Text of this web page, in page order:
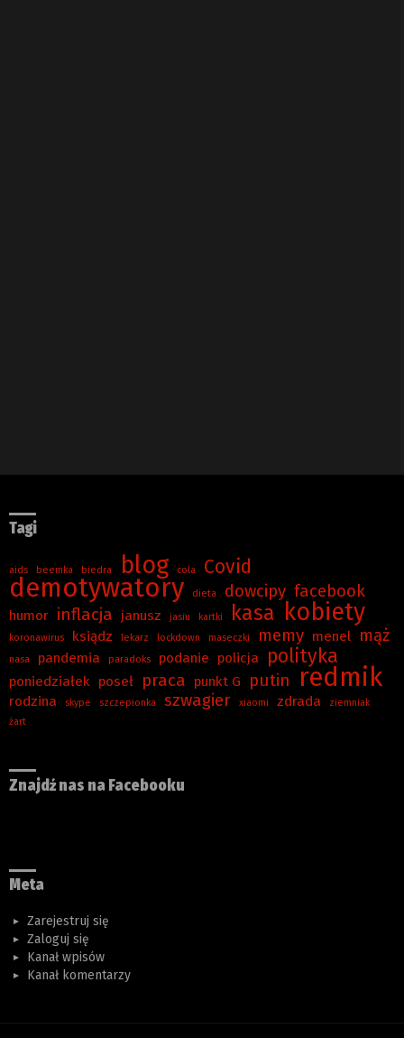
Tagi
aids beemka biedra blog cola Covid
demotywatory dieta dowcipy facebook
humor inflacja janusz jasiu kartki kasa kobiety
koronawirus ksiądz lekarz lockdown maseczki memy menel mąż
nasa pandemia paradoks podanie policja polityka
poniedziałek poseł praca punkt G putin redmik
rodzina skype szczepionka szwagier xiaomi zdrada
ziemniak
żart
Znajdź nas na Facebooku
Meta
Zarejestruj się
Zaloguj się
Kanał wpisów
Kanał komentarzy